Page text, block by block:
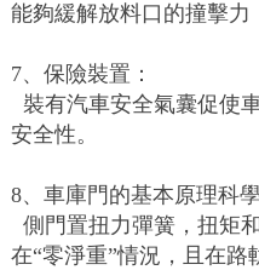
能夠緩解放料口的撞擊力
7、保險裝置：
裝有汽車安全氣囊促使
安全性。
8、車庫門的基本原理科
側門置扭力彈簧，扭矩
在“零淨重”情況，且在路